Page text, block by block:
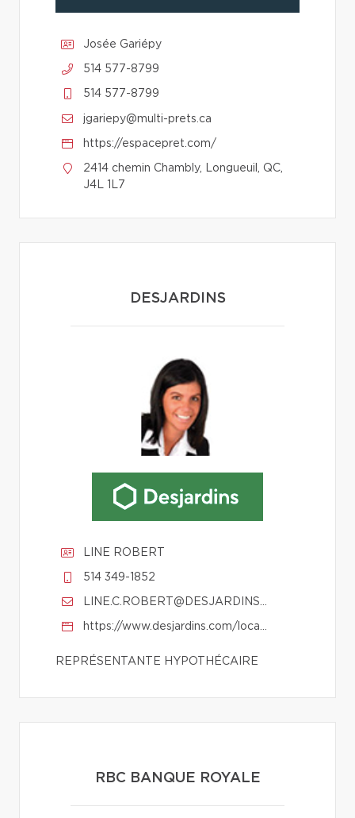
Josée Gariépy
514 577-8799
514 577-8799
jgariepy@multi-prets.ca
https://espacepret.com/
2414 chemin Chambly, Longueuil, QC,
J4L 1L7
DESJARDINS
LINE ROBERT
514 349-1852
LINE.C.ROBERT@DESJARDINS.COM
https://www.desjardins.com/localisateur/profilRepresentantHypo.jsp?ID_REP=492
REPRÉSENTANTE HYPOTHÉCAIRE
RBC BANQUE ROYALE